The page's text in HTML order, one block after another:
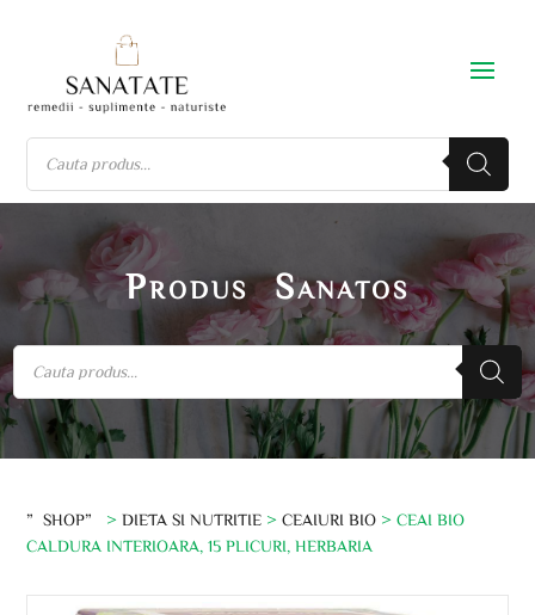
Produs Sanatos
”SHOP” >DIETA SI NUTRITIE >CEAIURI BIO > CEAI BIO
CALDURA INTERIOARA, 15 PLICURI, HERBARIA